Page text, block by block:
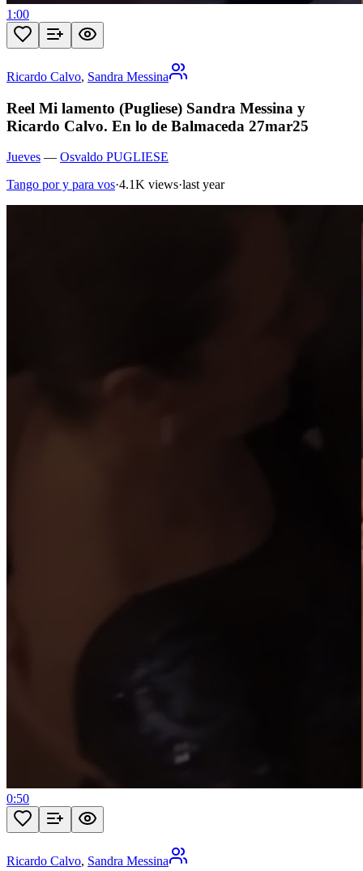
1:00
Ricardo Calvo, Sandra Messina
Reel Mi lamento (Pugliese) Sandra Messina y
Ricardo Calvo. En lo de Balmaceda 27mar25
Jueves — Osvaldo PUGLIESE
Tango por y para vos·4.1K views·last year
0:50
Ricardo Calvo, Sandra Messina